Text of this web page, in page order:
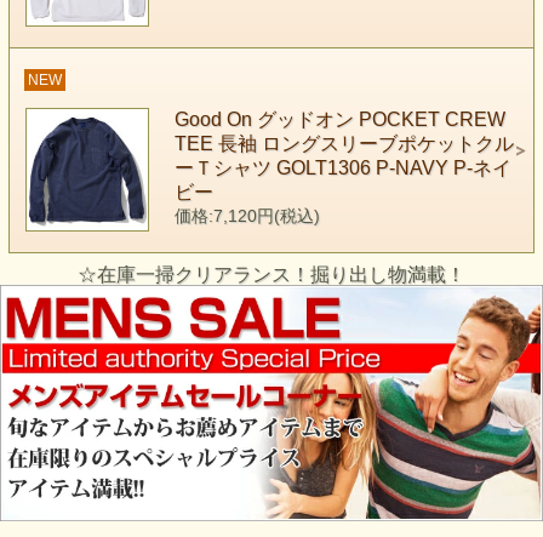
NEW
Good On グッドオン POCKET CREW
TEE 長袖 ロングスリーブポケットクル
ーＴシャツ GOLT1306 P-NAVY P-ネイ
ビー
価格:7,120円(税込)
☆在庫一掃クリアランス！掘り出し物満載！